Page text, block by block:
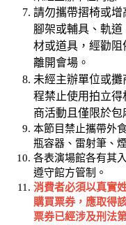
請勿攜帶摺椅或
腳架或輔具、軌
材或道具，經勸
離開會場。
未經主辦單位或
程禁止使用拍立
商活動且僅限於包
本節目禁止攜帶外
瓶容器、雷射筆、
各表演場館各有其
遵守館方管制。
消費者必須以真實
購買票券，應取得
票券已經涉及刑法